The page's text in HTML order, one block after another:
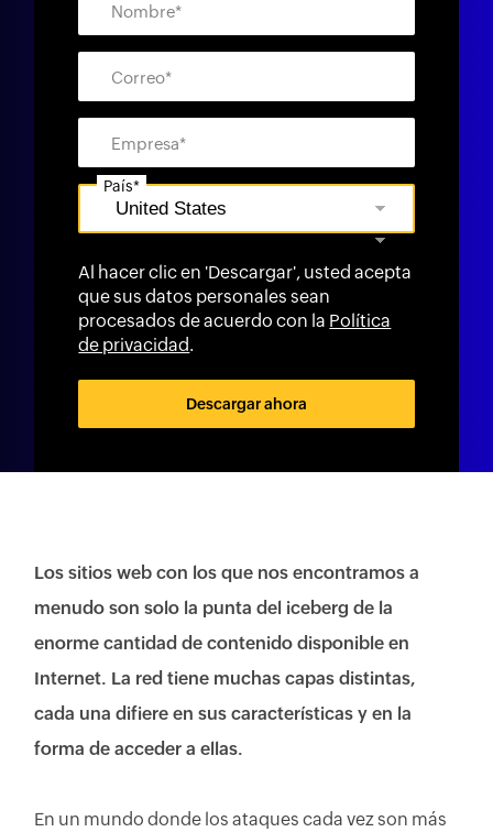
Nombre*
Correo*
Empresa*
País*
Al hacer clic en 'Descargar', usted acepta
que sus datos personales sean
procesados de acuerdo con la Política
de privacidad.
Descargar ahora
Los sitios web con los que nos encontramos a
menudo son solo la punta del iceberg de la
enorme cantidad de contenido disponible en
Internet. La red tiene muchas capas distintas,
cada una difiere en sus características y en la
forma de acceder a ellas.
En un mundo donde los ataques cada vez son más